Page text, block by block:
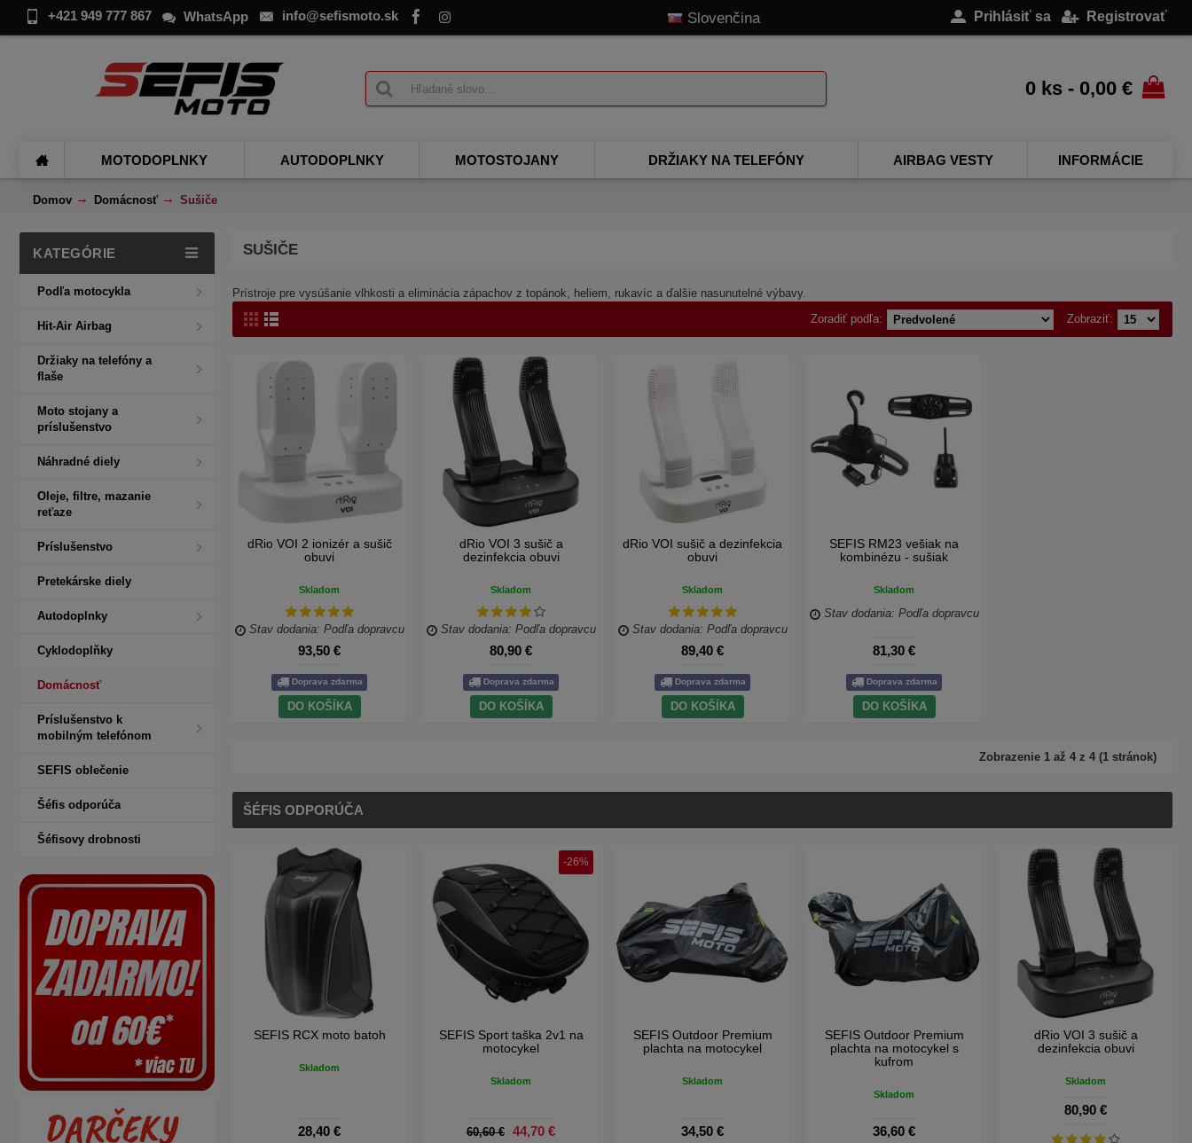
+421 949 777 867 WhatsApp info@sefismoto.sk Slovenčina Prihlásiť sa Registrovať
0 ks - 0,00 €
MOTODOPLNKY AUTODOPLNKY MOTOSTOJANY DRŽIAKY NA TELEFÓNY AIRBAG VESTY INFORMÁCIE
Domov Domácnosť Sušiče
KATEGÓRIE
Podľa motocykla
Hit-Air Airbag
Držiaky na telefóny a
flaše
Moto stojany a
príslušenstvo
Náhradné diely
Oleje, filtre, mazanie
reťaze
Príslušenstvo
Pretekárske diely
Autodoplnky
Cyklodoplňky
Domácnosť
Príslušenstvo k
mobilným telefónom
SEFIS oblečenie
Šéfis odporúča
Šéfisovy drobnosti
SUŠIČE
Prístroje pre vysúšanie vlhkosti a eliminácia zápachov z topánok, heliem, rukavíc a ďalšie nasunutelné výbavy.
Zobraziť:
Zoradiť podľa:
dRio VOI 2 ionizér a sušič
obuvi
Skladom
Stav dodania: Podľa dopravcu
93,50 €
Doprava zdarma
DO KOŠÍKA
dRio VOI 3 sušič a
dezinfekcia obuvi
Skladom
Stav dodania: Podľa dopravcu
80,90 €
Doprava zdarma
DO KOŠÍKA
dRio VOI sušič a dezinfekcia
obuvi
Skladom
Stav dodania: Podľa dopravcu
89,40 €
Doprava zdarma
DO KOŠÍKA
SEFIS RM23 vešiak na
kombinézu - sušiak
Skladom
Stav dodania: Podľa dopravcu
81,30 €
Doprava zdarma
DO KOŠÍKA
Zobrazenie 1 až 4 z 4 (1 stránok)
ŠÉFIS ODPORÚČA
SEFIS RW + držiak telefónu
26,80 €
SEFIS mikrovláknové trhacie
utierky 25x25cm 180GSM
6,10 €
SEFIS Basic moto zámok s
alarmom
Skladom
24,40 €
SEFIS kombinačný zámok s
reťazou 8mm 2M
28,40 €
SEFIS RCX moto batoh
28,40 €